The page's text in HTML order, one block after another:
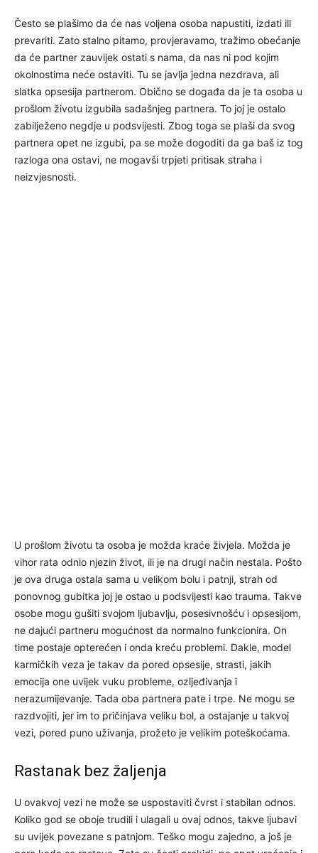
Često se plašimo da će nas voljena osoba napustiti, izdati ili
prevariti. Zato stalno pitamo, provjeravamo, tražimo obećanje
da će partner zauvijek ostati s nama, da nas ni pod kojim
okolnostima neće ostaviti. Tu se javlja jedna nezdrava, ali
slatka opsesija partnerom. Obično se događa da je ta osoba u
prošlom životu izgubila sadašnjeg partnera. To joj je ostalo
zabilježeno negdje u podsvijesti. Zbog toga se plaši da svog
partnera opet ne izgubi, pa se može dogoditi da ga baš iz tog
razloga ona ostavi, ne mogavši trpjeti pritisak straha i
neizvjesnosti.
U prošlom životu ta osoba je možda kraće živjela. Možda je
vihor rata odnio njezin život, ili je na drugi način nestala. Pošto
je ova druga ostala sama u velikom bolu i patnji, strah od
ponovnog gubitka joj je ostao u podsvijesti kao trauma. Takve
osobe mogu gušiti svojom ljubavlju, posesivnošću i opsesijom,
ne dajući partneru mogućnost da normalno funkcionira. On
time postaje opterećen i onda kreću problemi. Dakle, model
karmičkih veza je takav da pored opsesije, strasti, jakih
emocija one uvijek vuku probleme, ozljeđivanja i
nerazumijevanje. Tada oba partnera pate i trpe. Ne mogu se
razdvojiti, jer im to pričinjava veliku bol, a ostajanje u takvoj
vezi, pored puno uživanja, prožeto je velikim poteškoćama.
Rastanak bez žaljenja
U ovakvoj vezi ne može se uspostaviti čvrst i stabilan odnos.
Koliko god se oboje trudili i ulagali u ovaj odnos, takve ljubavi
su uvijek povezane s patnjom. Teško mogu zajedno, a još je